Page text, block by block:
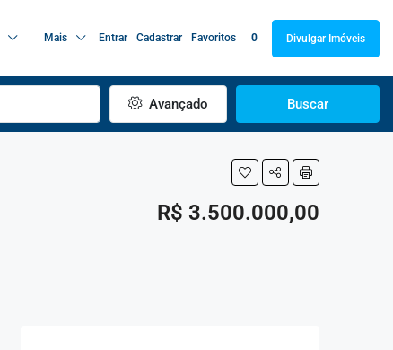
Mais Entrar Cadastrar Favoritos 0 Divulgar Imóveis
Avançado Buscar
R$ 3.500.000,00